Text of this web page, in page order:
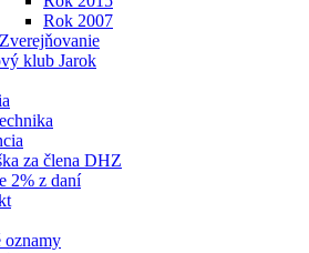
Rok 2007
Zverejňovanie
klub Jarok
za člena DHZ
2% z daní
oznamy